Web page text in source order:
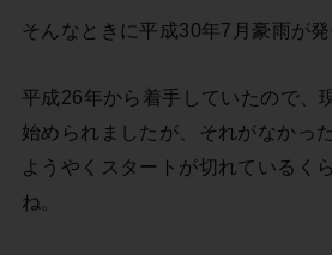
そんなときに平成30年7月豪雨が発
平成26年から着手していたので、
始められましたが、それがなかっ
ようやくスタートが切れているく
ね。